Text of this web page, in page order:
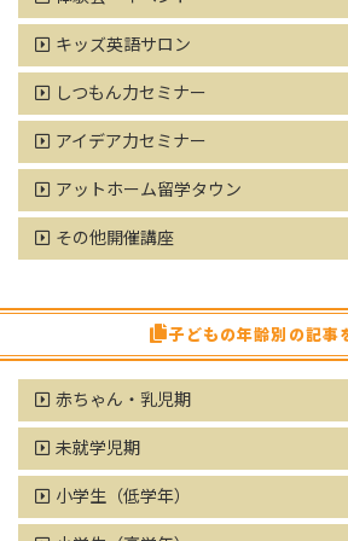
キッズ英語サロン
しつもん力セミナー
アイデア力セミナー
アットホーム留学タウン
その他開催講座
子どもの年齢別の記事
赤ちゃん・乳児期
未就学児期
小学生（低学年）